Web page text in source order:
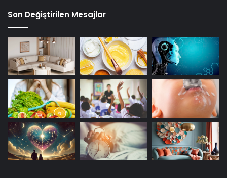
Son Değiştirilen Mesajlar